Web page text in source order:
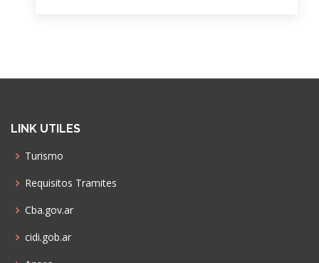
LINK UTILES
Turismo
Requisitos Tramites
Cba.gov.ar
cidi.gob.ar